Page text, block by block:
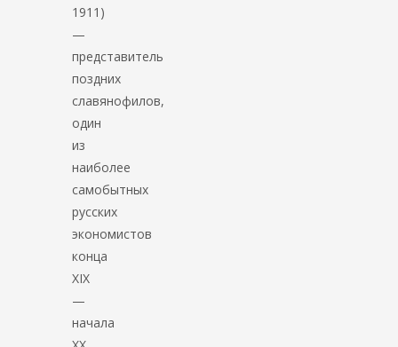
1911)
—
представитель
поздних
славянофилов,
один
из
наиболее
самобытных
русских
экономистов
конца
XIX
—
начала